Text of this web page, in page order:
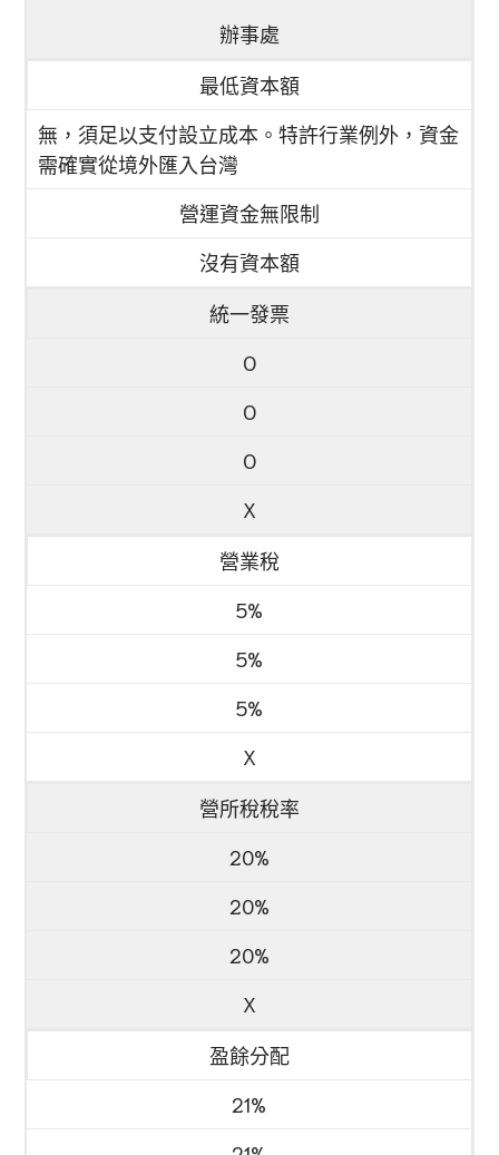
辦事處
最低資本額
無，須足以支付設立成本。特許行業例外，資金
需確實從境外匯入台灣
營運資金無限制
沒有資本額
統一發票
O
O
O
X
營業稅
5%
5%
5%
X
營所稅稅率
20%
20%
20%
X
盈餘分配
21%